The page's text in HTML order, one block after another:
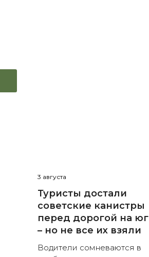
3 августа
Туристы достали
советские канистры
перед дорогой на юг
– но не все их взяли
Водители сомневаются в